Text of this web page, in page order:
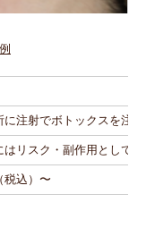
に注射でボトックスを注
はリスク・副作用として
税込）〜